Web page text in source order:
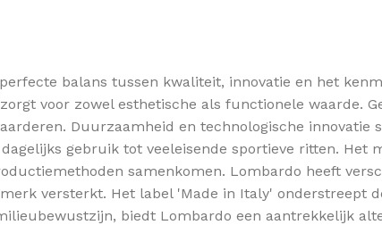
balans tussen kwaliteit, innovatie en het
voor zowel esthetische als functionele waarde.
Duurzaamheid en technologische innovatie
gebruik tot veeleisende sportieve ritten. Het
samenkomen. Lombardo heeft
versterkt. Het label 'Made in Italy' onderstreept
biedt Lombardo een aantrekkelijk